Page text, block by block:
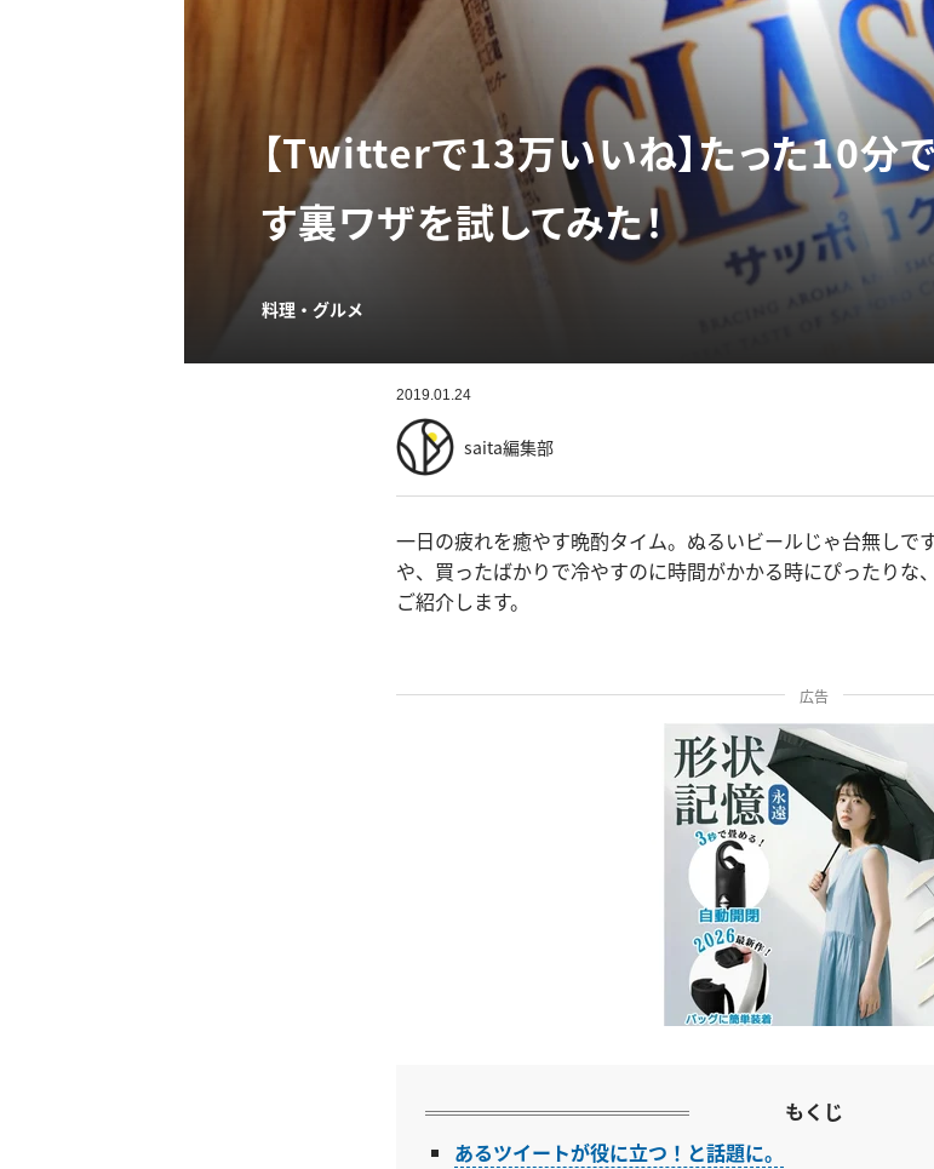
【Twitterで13万いいね】たった10分
す裏ワザを試してみた！
料理・グルメ
2019.01.24
saita編集部
一日の疲れを癒やす晩酌タイム。ぬるいビールじゃ台無しで
や、買ったばかりで冷やすのに時間がかかる時にぴったりな
ご紹介します。
広告
もくじ
あるツイートが役に立つ！と話題に。